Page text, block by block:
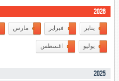
2026
يناير فبراير مارس
يوليو اغسطس
2025